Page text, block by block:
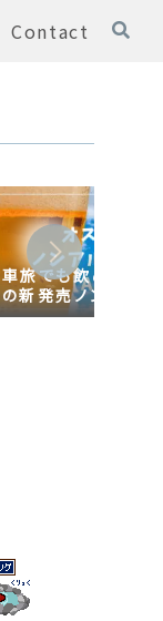
Contact
車旅でも飲める！オ
の新発売ノンアルコ
ール【AsahiZERO